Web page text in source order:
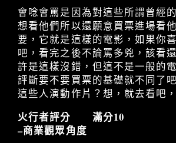
會唸會罵是因為對這些所謂曾經
想看他們所以還願意買票進場看
要，它就是這樣的電影，如果你
吧，看完之後不論罵多兇，該看
許是這樣沒錯，但這不是一般的
評斷要不要買票的基礎就不同了
這些人演動作片？想，就去看吧
火行者評分 滿分10
–商業觀眾角度